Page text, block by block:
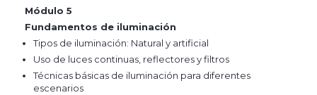
Módulo 5
Fundamentos de iluminación
Tipos de iluminación: Natural y artificial
Uso de luces continuas, reflectores y filtros
Técnicas básicas de iluminación para diferentes
escenarios